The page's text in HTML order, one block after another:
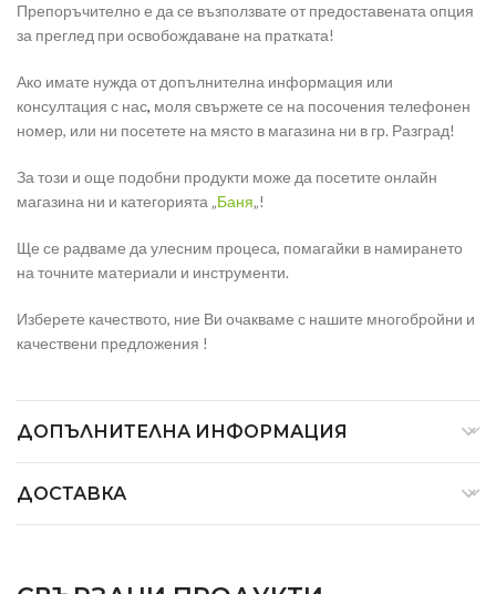
Препоръчително е да се възползвате от предоставената опция
за преглед при освобождаване на пратката!
Ако имате нужда от допълнителна информация или
консултация с нас, моля свържете се на посочения телефонен
номер, или ни посетете на място в магазина ни в гр. Разград!
За този и още подобни продукти може да посетите онлайн
магазина ни и категорията „Баня„!
Ще се радваме да улесним процеса, помагайки в намирането
на точните материали и инструменти.
Изберете качеството, ние Ви очакваме с нашите многобройни и
качествени предложения !
ДОПЪЛНИТЕЛНА ИНФОРМАЦИЯ
ДОСТАВКА